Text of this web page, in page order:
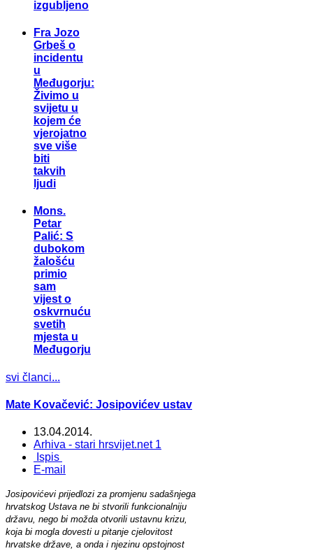
izgubljeno
Fra Jozo
Grbeš o
incidentu
u
Međugorju:
Živimo u
svijetu u
kojem će
vjerojatno
sve više
biti
takvih
ljudi
Mons.
Petar
Palić: S
dubokom
žalošću
primio
sam
vijest o
oskvrnuću
svetih
mjesta u
Međugorju
svi članci...
Mate Kovačević: Josipovićev ustav
13.04.2014.
Arhiva - stari hrsvijet.net 1
Ispis
E-mail
Josipovićevi prijedlozi za promjenu sadašnjega
hrvatskog Ustava ne bi stvorili funkcionalniju
državu, nego bi možda otvorili ustavnu krizu,
koja bi mogla dovesti u pitanje cjelovitost
hrvatske države, a onda i njezinu opstojnost